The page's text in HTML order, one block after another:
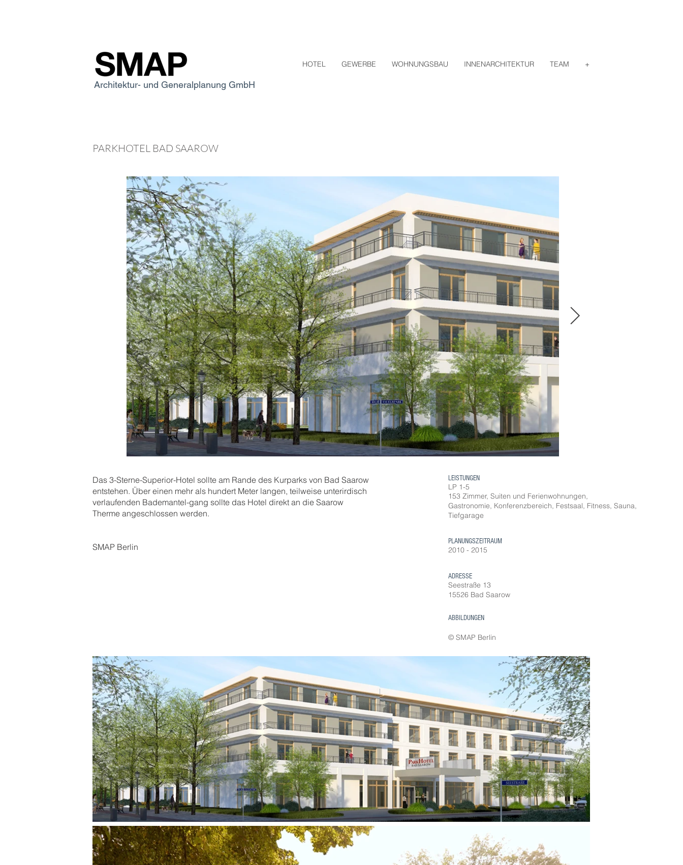
HOTEL GEWERBE WOHNUNGSBAU INNENARCHITEKTUR TEAM +
Architektur- und Generalplanung GmbH
PARKHOTEL BAD SAAROW
Das 3-Sterne-Superior-Hotel sollte am Rande des Kurparks von Bad Saarow
entstehen. Über einen mehr als hundert Meter langen, teilweise unterirdisch
verlaufenden Bademantel-gang sollte das Hotel direkt an die Saarow
Therme angeschlossen werden.
SMAP Berlin
LEISTUNGEN
LP 1-5
153 Zimmer, Suiten und Ferienwohnungen,
Gastronomie, Konferenzbereich, Festsaal, Fitness, Sauna,
Tiefgarage
PLANUNGSZEITRAUM
2010 - 2015
ADRESSE
Seestraße 13
15526 Bad Saarow
ABBILDUNGEN
© SMAP Berlin